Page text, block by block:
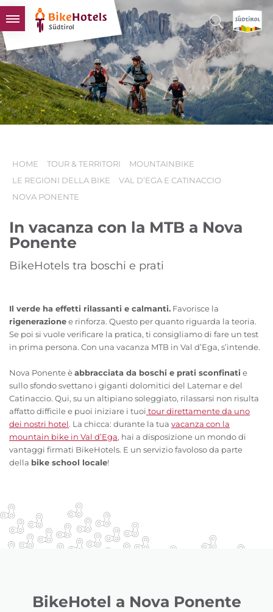
BIKEHOTELS
HOTELS & PACCHETTI
TOUR & TERRITORI
L'ALTO ADIGE & NOI
HOME TOUR & TERRITORI
MOUNTAINBIKE
LE REGIONI DELLA BIKE
VAL D’EGA E CATINACCIO
NOVA PONENTE
In vacanza con la MTB a Nova
Ponente
BikeHotels tra boschi e prati
Il verde ha effetti rilassanti e calmanti. Favorisce la
rigenerazionee rinforza. Questo per quanto riguarda la teoria.
Se poi si vuole verificare la pratica, ti consigliamo di fare un test
in prima persona. Con una vacanza MTB in Val d’Ega, s’intende.
Nova Ponente èabbracciata da boschi e prati sconfinati e
sullo sfondo svettano i giganti dolomitici del Latemar e del
Catinaccio. Qui, su un altipiano soleggiato, rilassarsi non risulta
affatto difficile e puoi iniziare i tuoi tour direttamente da uno
dei nostri hotel. La chicca: durante la tua vacanza con la
mountain bike in Val d’Ega, hai a disposizione un mondo di
vantaggi firmati BikeHotels. E un servizio favoloso da parte
della bike school locale!
BikeHotel a Nova Ponente